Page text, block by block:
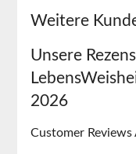
Weitere
Unsere
2026
Customer Reviews